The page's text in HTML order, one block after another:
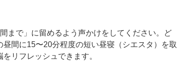
まで」に留めるよう声かけをしてください。ど
間に15〜20分程度の短い昼寝（シエスタ）を取
リフレッシュできます。